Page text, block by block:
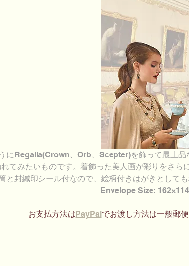
にRegalia(Crown、Orb、Scepter)を飾って最上
てみたいものです。着飾った美人画が彩りをさ
と封緘印シール付なので、絵柄付きはがきとして
Envelope Size:
お支払方法は PayPal でお渡し方法は一般郵